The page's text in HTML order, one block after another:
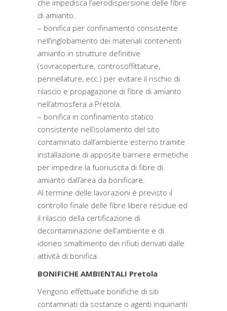
che impedisca l’aerodispersione delle fibre
di amianto.
– bonifica per confinamento consistente
nell’inglobamento dei materiali contenenti
amianto in strutture definitive
(sovracoperture, controsoffittature,
pennellature, ecc.) per evitare il rischio di
rilascio e propagazione di fibre di amianto
nell’atmosfera a Pretola.
– bonifica in confinamento statico
consistente nell’isolamento del sito
contaminato dall’ambiente esterno tramite
installazione di apposite barriere ermetiche
per impedire la fuoriuscita di fibre di
amianto dall’area da bonificare.
Al termine delle lavorazioni è previsto il
controllo finale delle fibre libere residue ed
il rilascio della certificazione di
decontaminazione dell’ambiente e di
idoneo smaltimento dei rifiuti derivati dalle
attività di bonifica.
BONIFICHE AMBIENTALI Pretola
Vengono effettuate bonifiche di siti
contaminati da sostanze o agenti inquinanti